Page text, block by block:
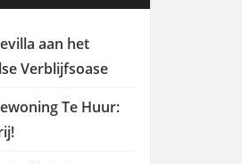
aan het
Verblijfsoase
Te Huur: